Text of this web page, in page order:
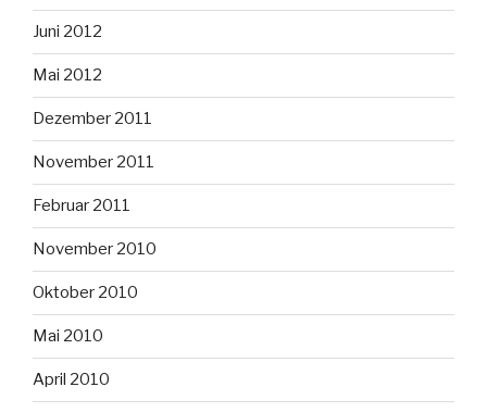
Juni 2012
Mai 2012
Dezember 2011
November 2011
Februar 2011
November 2010
Oktober 2010
Mai 2010
April 2010